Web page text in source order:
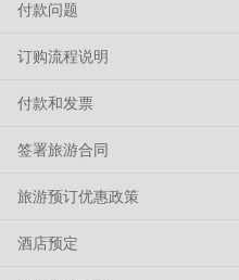
付款问题
订购流程说明
付款和发票
签署旅游合同
旅游预订优惠政策
酒店预定